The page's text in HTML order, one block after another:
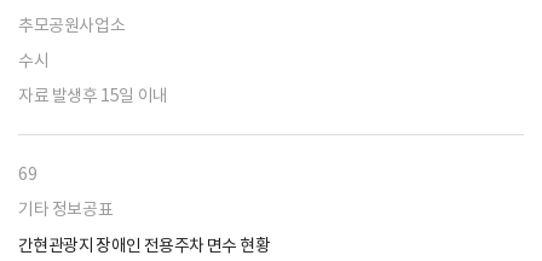
추모공원사업소
수시
자료 발생후 15일 이내
69
기타 정보공표
간현관광지 장애인 전용주차 면수 현황